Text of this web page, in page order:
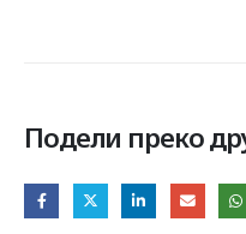
Подели преко